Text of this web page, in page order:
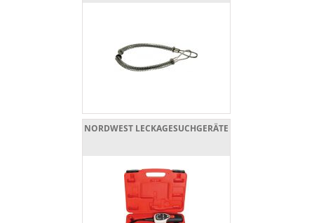
NORDWEST LECKAGESUCHGERÄTE